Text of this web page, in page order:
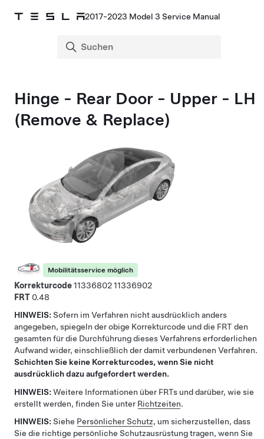
2017-2023 Model 3 Service Manual
Hinge - Rear Door - Upper - LH
(Remove & Replace)
Mobilitätsservice möglich
Korrekturcode1133680211336902
FRT 0.48
HINWEIS: Sofern im Verfahren nicht ausdrücklich anders
angegeben, spiegeln der obige Korrekturcode und die FRT den
gesamten für die Durchführung dieses Verfahrens erforderlichen
Aufwand wider, einschließlich der damit verbundenen Verfahren.
Schichten Sie keine Korrekturcodes, wenn Sie nicht
ausdrücklich dazu aufgefordert werden.
HINWEIS: Weitere Informationen über FRTs und darüber, wie sie
erstellt werden, finden Sie unter Richtzeiten.
HINWEIS: Siehe Persönlicher Schutz, um sicherzustellen, dass
Sie die richtige persönliche Schutzausrüstung tragen, wenn Sie